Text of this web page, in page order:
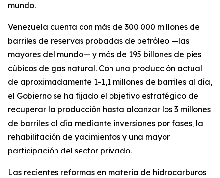
mundo.
Venezuela cuenta con más de 300 000 millones de
barriles de reservas probadas de petróleo —las
mayores del mundo— y más de 195 billones de pies
cúbicos de gas natural. Con una producción actual
de aproximadamente 1-1,1 millones de barriles al día,
el Gobierno se ha fijado el objetivo estratégico de
recuperar la producción hasta alcanzar los 3 millones
de barriles al día mediante inversiones por fases, la
rehabilitación de yacimientos y una mayor
participación del sector privado.
Las recientes reformas en materia de hidrocarburos